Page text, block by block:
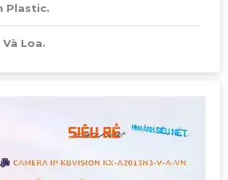
Plastic.
Loa.